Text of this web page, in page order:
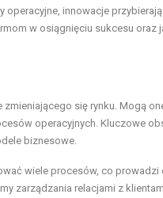
innowacje przybierają
w osiągnięciu sukcesu oraz
się rynku. Mogą
operacyjnych. Kluczowe
biznesowe.
wiele procesów, co prowadzi
zarządzania relacjami z